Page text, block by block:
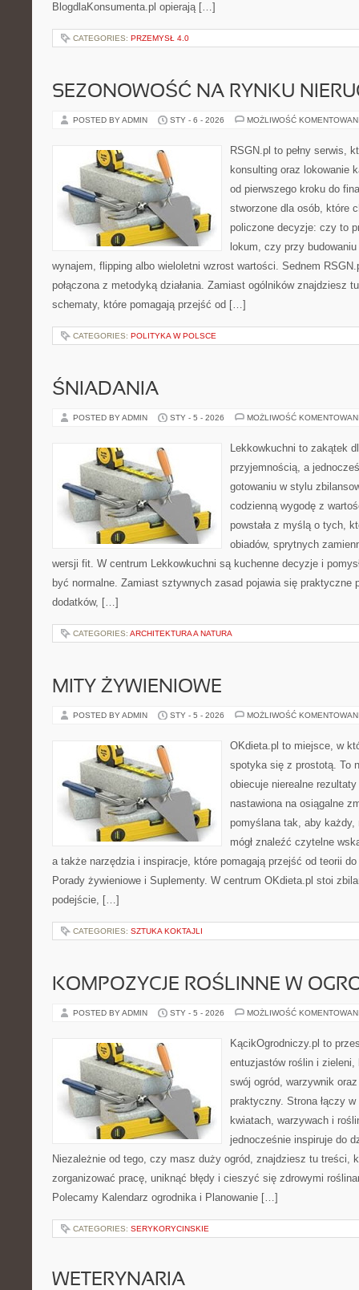
BlogdlaKonsumenta.pl opierają […]
CATEGORIES: PRZEMYSŁ 4.0
SEZONOWOŚĆ NA RYNKU
POSTED BY ADMIN STY - 6 - 2026 MOŻLIWOŚĆ
RSGN.pl to pełny serwis,
konsulting oraz lokowanie
od pierwszego kroku do
stworzone dla osób, które
policzone decyzje: czy to
lokum, czy przy
wynajem, flipping albo wieloletni wzrost wartości. Sednem
połączona z metodyką działania. Zamiast ogólników znajdziesz
schematy, które pomagają przejść od […]
CATEGORIES: POLITYKA W POLSCE
ŚNIADANIA
POSTED BY ADMIN STY - 5 - 2026 MOŻLIWOŚĆ
Lekkowkuchni to zakątek
przyjemnością, a
gotowaniu w stylu
codzienną wygodę z
powstała z myślą o tych,
obiadów, sprytnych
wersji fit. W centrum Lekkowkuchni są kuchenne decyzje i
być normalne. Zamiast sztywnych zasad pojawia się praktyczne
dodatków, […]
CATEGORIES: ARCHITEKTURA A NATURA
MITY ŻYWIENIOWE
POSTED BY ADMIN STY - 5 - 2026 MOŻLIWOŚĆ
OKdieta.pl to miejsce, w
spotyka się z prostotą. To
obiecuje nierealne
nastawiona na osiągalne
pomyślana tak, aby
mógł znaleźć czytelne
a także narzędzia i inspiracje, które pomagają przejść od teorii
Porady żywieniowe i Suplementy. W centrum OKdieta.pl stoi
podejście, […]
CATEGORIES: SZTUKA KOKTAJLI
KOMPOZYCJE ROŚLINNE W
POSTED BY ADMIN STY - 5 - 2026 MOŻLIWOŚĆ
KącikOgrodniczy.pl to
entuzjastów roślin i
swój ogród, warzywnik
praktyczny. Strona łączy
kwiatach, warzywach i
jednocześnie inspiruje do
Niezależnie od tego, czy masz duży ogród, znajdziesz tu treści,
zorganizować pracę, uniknąć błędy i cieszyć się zdrowymi
Polecamy Kalendarz ogrodnika i Planowanie […]
CATEGORIES: SERYKORYCINSKIE
WETERYNARIA